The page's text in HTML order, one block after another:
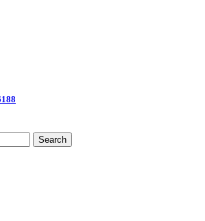
Search